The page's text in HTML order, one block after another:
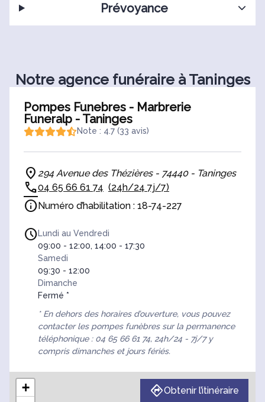
Prévoyance
Notre agence funéraire à Taninges
Pompes Funebres - Marbrerie
Funeralp - Taninges
Note : 4.7 (33 avis)
294 Avenue des Thézières - 74440 - Taninges
04 65 66 61 74 (24h/24 7j/7)
Numéro d’habilitation : 18-74-227
Lundi au Vendredi
09:00 - 12:00, 14:00 - 17:30
Samedi
09:30 - 12:00
Dimanche
Fermé *
* En dehors des horaires d’ouverture, vous pouvez
contacter les pompes funèbres sur la permanence
téléphonique : 04 65 66 61 74, 24h/24 - 7j/7 y
compris dimanches et jours fériés.
+
Obtenir l’itinéraire